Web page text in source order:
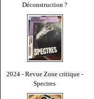
Déconstruction ?
2024 - Revue Zone critique -
Spectres